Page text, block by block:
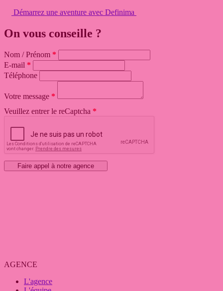
Démarrez une aventure avec Definima
On vous conseille ?
Nom / Prénom
E-mail
Téléphone
Votre message
Veuillez entrer le reCaptcha
Faire appel à notre agence
AGENCE
L'agence